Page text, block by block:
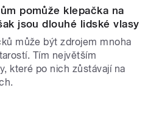
pomůže klepačka na
jsou dlouhé lidské vlasy
může být zdrojem mnoha
Tím největším
které po nich zůstávají na